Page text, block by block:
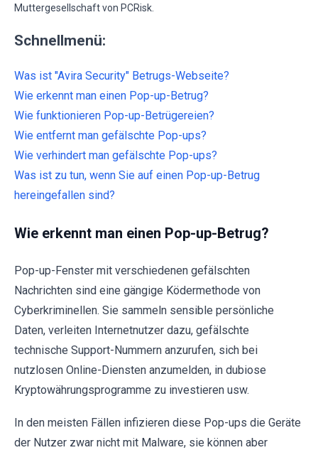
Muttergesellschaft von PCRisk.
Schnellmenü:
Was ist "Avira Security" Betrugs-Webseite?
Wie erkennt man einen Pop-up-Betrug?
Wie funktionieren Pop-up-Betrügereien?
Wie entfernt man gefälschte Pop-ups?
Wie verhindert man gefälschte Pop-ups?
Was ist zu tun, wenn Sie auf einen Pop-up-Betrug
hereingefallen sind?
Wie erkennt man einen Pop-up-Betrug?
Pop-up-Fenster mit verschiedenen gefälschten
Nachrichten sind eine gängige Ködermethode von
Cyberkriminellen. Sie sammeln sensible persönliche
Daten, verleiten Internetnutzer dazu, gefälschte
technische Support-Nummern anzurufen, sich bei
nutzlosen Online-Diensten anzumelden, in dubiose
Kryptowährungsprogramme zu investieren usw.
In den meisten Fällen infizieren diese Pop-ups die Geräte
der Nutzer zwar nicht mit Malware, sie können aber